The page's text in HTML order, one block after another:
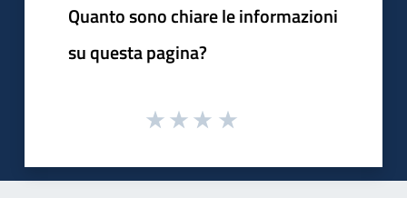
Quanto sono chiare le informazioni
su questa pagina?